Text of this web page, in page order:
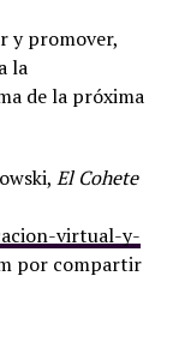
y promover,
la
de la próxima
El Cohete
virtual-y-
por compartir